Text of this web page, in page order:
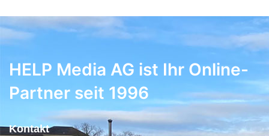
HELP Media AG ist Ihr Online-
Partner seit 1996
Kontakt